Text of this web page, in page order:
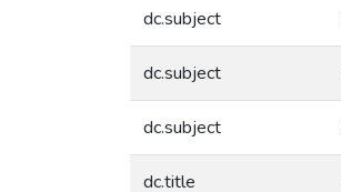
dc.subject
dc.subject
dc.subject
dc.title